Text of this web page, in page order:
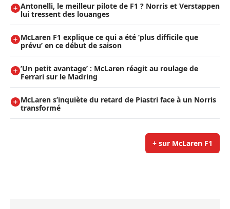
Antonelli, le meilleur pilote de F1 ? Norris et Verstappen
lui tressent des louanges
McLaren F1 explique ce qui a été ’plus difficile que
prévu’ en ce début de saison
’Un petit avantage’ : McLaren réagit au roulage de
Ferrari sur le Madring
McLaren s’inquiète du retard de Piastri face à un Norris
transformé
+ sur McLaren F1